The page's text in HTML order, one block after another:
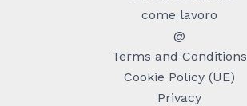
come lavoro
@
Terms and Conditions
Cookie Policy (UE)
Privacy